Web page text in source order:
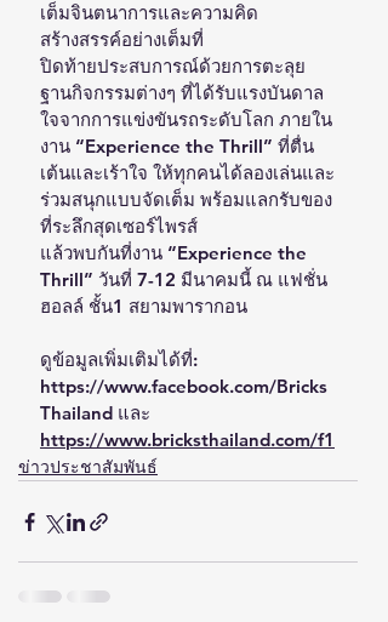
เต็มจินตนาการและความคิด
สร้างสรรค์อย่างเต็มที่
ปิดท้ายประสบการณ์ด้วยการตะลุย
ฐานกิจกรรมต่างๆ ที่ได้รับแรงบันดาล
ใจจากการแข่งขันรถระดับโลก ภายใน
งาน “Experience the Thrill” ที่ตื่น
เต้นและเร้าใจ ให้ทุกคนได้ลองเล่นและ
ร่วมสนุกแบบจัดเต็ม พร้อมแลกรับของ
ที่ระลึกสุดเซอร์ไพรส์
แล้วพบกันที่งาน “Experience the
Thrill” วันที่ 7-12 มีนาคมนี้ ณ แฟชั่น
ฮอลล์ ชั้น1 สยามพารากอน
ดูข้อมูลเพิ่มเติมได้ที่:
https://www.facebook.com/Bricks
Thailand และ
https://www.bricksthailand.com/f1
ข่าวประชาสัมพันธ์